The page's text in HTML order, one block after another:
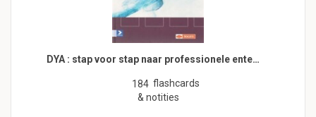
DYA : stap voor stap naar professionele ente…
184 flashcards
& notities